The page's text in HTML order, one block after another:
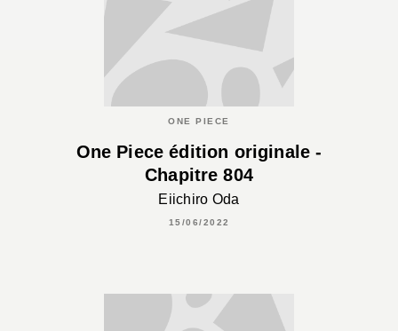
ONE PIECE
One Piece édition originale -
Chapitre 804
Eiichiro Oda
15/06/2022